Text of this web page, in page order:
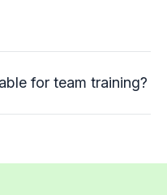
for team training?